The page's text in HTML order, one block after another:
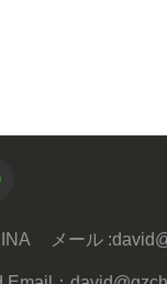
メール :